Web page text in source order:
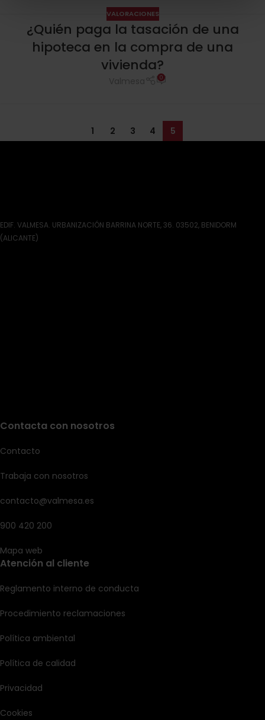
VALORACIONES
¿Quién paga la tasación de una
hipoteca en la compra de una
vivienda?
0
1 2 3 4 5
EDIF. VALMESA. URBANIZACIÓN BARRINA NORTE, 36. 03502, BENIDORM
(ALICANTE)
Contacta con nosotros
Contacto
Trabaja con nosotros
contacto@valmesa.es
900 420 200
Mapa web
Atención al cliente
Reglamento interno de conducta
Procedimiento reclamaciones
Política ambiental
Política de calidad
Privacidad
Cookies